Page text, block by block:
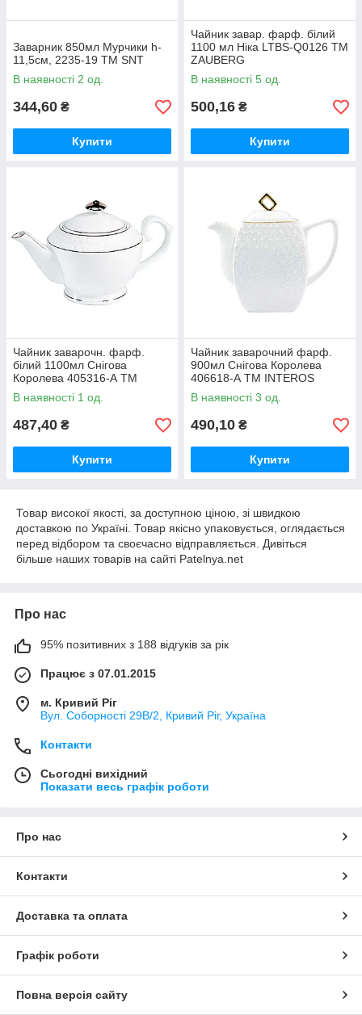
Заварник 850мл Мурчики h-
11,5см, 2235-19 ТМ SNT
В наявності 2 од.
344,60 ₴
Купити
Чайник завар. фарф. білий
1100 мл Ніка LTBS-Q0126 ТМ
ZAUBERG
В наявності 5 од.
500,16 ₴
Купити
Чайник заварочн. фарф.
білий 1100мл Снігова
Королева 405316-А ТМ
INTEROS
В наявності 1 од.
487,40 ₴
Купити
Чайник заварочний фарф.
900мл Снігова Королева
406618-А ТМ INTEROS
В наявності 3 од.
490,10 ₴
Купити
Товар високої якості, за доступною ціною, зі швидкою
доставкою по Україні. Товар якісно упаковується, оглядається
перед відбором та своєчасно відправляється. Дивіться
більше наших товарів на сайті Patelnya.net
Про нас
95% позитивних з 188 відгуків за рік
Працює з 07.01.2015
м. Кривий Ріг
Вул. Соборності 29В/2, Кривий Ріг, Україна
Контакти
Сьогодні вихідний
Показати весь графік роботи
Про нас
Контакти
Доставка та оплата
Графік роботи
Повна версія сайту